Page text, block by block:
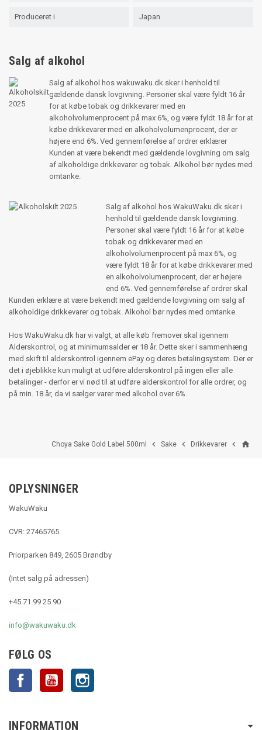
Produceret i Japan
Salg af alkohol
Salg af alkohol hos wakuwaku.dk sker i henhold til
gældende dansk lovgivning. Personer skal være fyldt 16 år
for at købe tobak og drikkevarer med en
alkoholvolumenprocent på max 6%, og være fyldt 18 år for at
købe drikkevarer med en alkoholvolumenprocent, der er
højere end 6%. Ved gennemførelse af ordrer erklærer
Kunden at være bekendt med gældende lovgivning om salg
af alkoholdige drikkevarer og tobak. Alkohol bør nydes med
omtanke.
Salg af alkohol hos WakuWaku.dk sker i
henhold til gældende dansk lovgivning.
Personer skal være fyldt 16 år for at købe
tobak og drikkevarer med en
alkoholvolumenprocent på max 6%, og
være fyldt 18 år for at købe drikkevarer med
en alkoholvolumenprocent, der er højere
end 6%. Ved gennemførelse af ordrer skal
Kunden erklære at være bekendt med gældende lovgivning om salg af
alkoholdige drikkevarer og tobak. Alkohol bør nydes med omtanke.
Hos WakuWaku.dk har vi valgt, at alle køb fremover skal igennem
Alderskontrol, og at minimumsalder er 18 år. Dette sker i sammenhæng
med skift til alderskontrol igennem ePay og deres betalingsystem. Der er
det i øjeblikke kun muligt at udføre alderskontrol på ingen eller alle
betalinger - derfor er vi nød til at udføre alderskontrol for alle ordrer, og
på min. 18 år, da vi sælger varer med alkohol over 6%.
home

Drikkevarer

Sake

Choya Sake Gold Label 500ml
OPLYSNINGER
WakuWaku
CVR: 27465765
Priorparken 849, 2605 Brøndby
(Intet salg på adressen)
+45 71 99 25 90
info@wakuwaku.dk
FØLG OS
Facebook YouTube
INFORMATION